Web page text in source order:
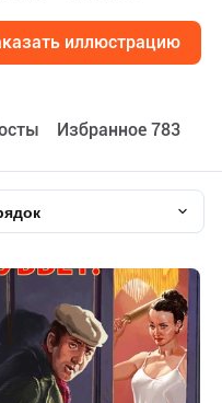
иллюстрацию
Избранное 783